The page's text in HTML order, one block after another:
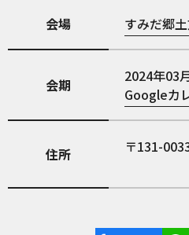
会場 すみだ郷
会期
2024年03
Googleカ
住所 131-